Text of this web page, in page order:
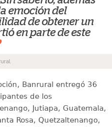
emoción del
de obtener un
en parte de este
Banrural entregó 36
de los
Jutiapa, Guatemala,
Rosa, Quetzaltenango,